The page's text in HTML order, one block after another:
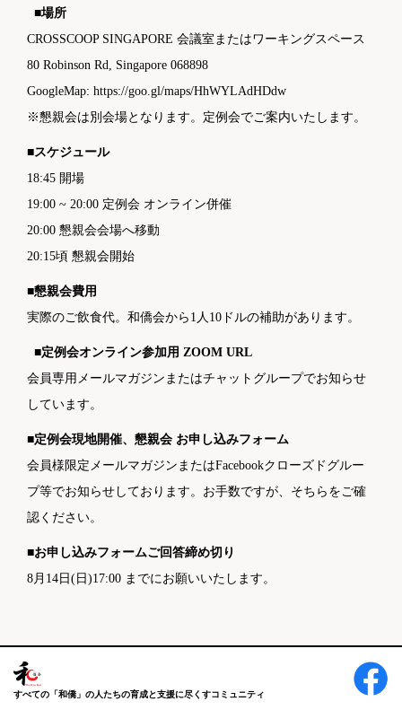
■場所
CROSSCOOP SINGAPORE 会議室またはワーキングスペース
80 Robinson Rd, Singapore 068898
GoogleMap: https://goo.gl/maps/HhWYLAdHDdw
※懇親会は別会場となります。定例会でご案内いたします。
■スケジュール
18:45 開場
19:00 ~ 20:00 定例会 オンライン併催
20:00 懇親会会場へ移動
20:15頃 懇親会開始
■懇親会費用
実際のご飲食代。和僑会から1人10ドルの補助があります。
■定例会オンライン参加用 ZOOM URL
会員専用メールマガジンまたはチャットグループでお知らせ
しています。
■定例会現地開催、懇親会 お申し込みフォーム
会員様限定メールマガジンまたはFacebookクローズドグルー
プ等でお知らせしております。お手数ですが、そちらをご確
認ください。
■お申し込みフォームご回答締め切り
8月14日(日)17:00 までにお願いいたします。
すべての「和僑」の人たちの育成と支援に尽くすコミュニティ